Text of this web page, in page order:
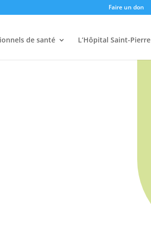
Faire un don
de santé L’Hôpital Saint-Pierre